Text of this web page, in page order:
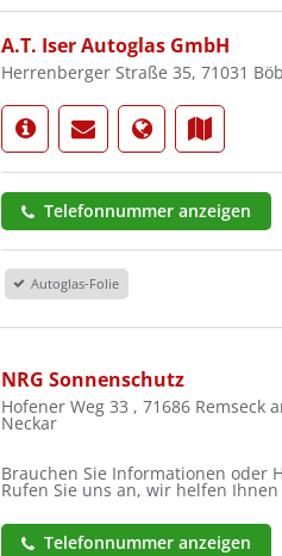
A.T. Iser Autoglas GmbH
Herrenberger Straße 35, 71031
Telefonnummer anzeigen
Autoglas-Folie
NRG Sonnenschutz
Hofener Weg 33 , 71686 Remseck
Neckar
Brauchen Sie Informationen oder
Rufen Sie uns an, wir helfen
Telefonnummer anzeigen